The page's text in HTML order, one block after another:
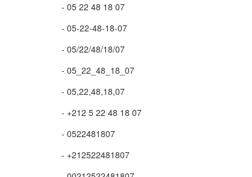
- 05 22 48 18 07
- 05-22-48-18-07
- 05/22/48/18/07
- 05_22_48_18_07
- 05,22,48,18,07
- +212 5 22 48 18 07
- 0522481807
- +212522481807